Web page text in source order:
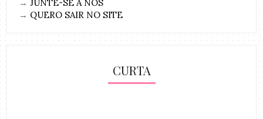
→JUNTE-SE A NÓS
→ QUERO SAIR NO SITE
CURTA